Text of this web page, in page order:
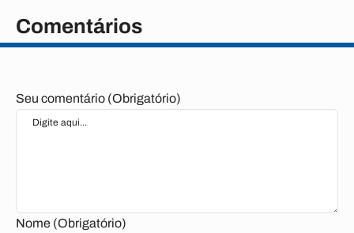
Comentários
Seu comentário (Obrigatório)
Nome (Obrigatório)